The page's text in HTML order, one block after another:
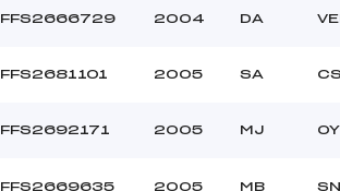
FFS2666729 2004 DA
FFS2681101 2005 SA
FFS2692171 2005 MJ
FFS2669635 2005 MB